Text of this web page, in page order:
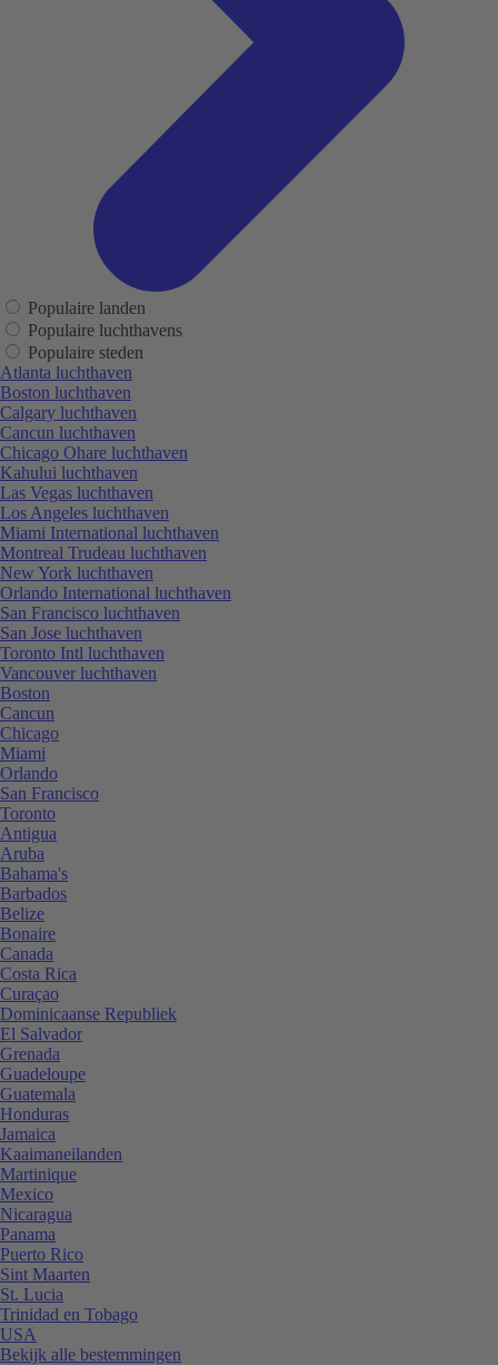
Populaire landen
Populaire luchthavens
Populaire steden
Atlanta luchthaven
Boston luchthaven
Calgary luchthaven
Cancun luchthaven
Chicago Ohare luchthaven
Kahului luchthaven
Las Vegas luchthaven
Los Angeles luchthaven
Miami International luchthaven
Montreal Trudeau luchthaven
New York luchthaven
Orlando International luchthaven
San Francisco luchthaven
San Jose luchthaven
Toronto Intl luchthaven
Vancouver luchthaven
Boston
Cancun
Chicago
Miami
Orlando
San Francisco
Toronto
Antigua
Aruba
Bahama's
Barbados
Belize
Bonaire
Canada
Costa Rica
Curaçao
Dominicaanse Republiek
El Salvador
Grenada
Guadeloupe
Guatemala
Honduras
Jamaica
Kaaimaneilanden
Martinique
Mexico
Nicaragua
Panama
Puerto Rico
Sint Maarten
St. Lucia
Trinidad en Tobago
USA
Bekijk alle bestemmingen